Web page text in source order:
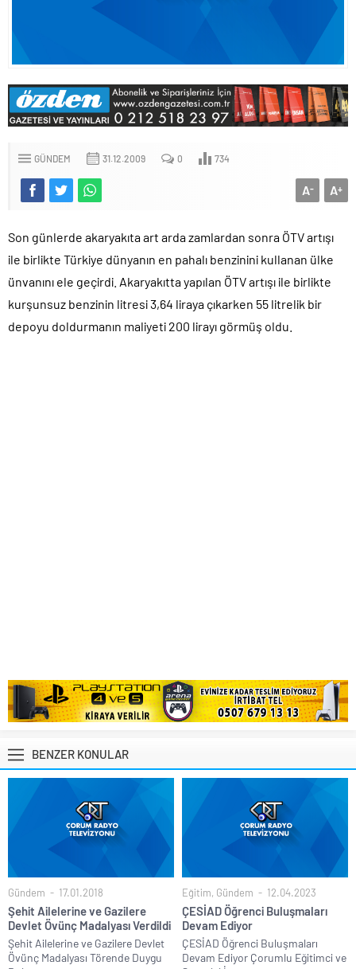
GÜNDEM 31.12.2009 0 734
A+
A-
Son günlerde akaryakıta art arda zamlardan sonra ÖTV artışı
ile birlikte Türkiye dünyanın en pahalı benzinini kullanan ülke
ünvanını ele geçirdi. Akaryakıtta yapılan ÖTV artışı ile birlikte
kurşunsuz benzinin litresi 3,64 liraya çıkarken 55 litrelik bir
depoyu doldurmanın maliyeti 200 lirayı görmüş oldu.
BENZER KONULAR
Gündem 17.01.2018
Şehit Ailelerine ve Gazilere
Devlet Övünç Madalyası Verdildi
Şehit Ailelerine ve Gazilere Devlet
Övünç Madalyası Törende Duygu
Eğitim, Gündem 12.04.2023
ÇESİAD Öğrenci Buluşmaları
Devam Ediyor
ÇESİAD Öğrenci Buluşmaları
Devam Ediyor Çorumlu Eğitimci ve